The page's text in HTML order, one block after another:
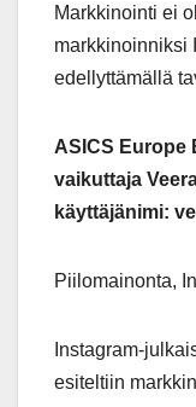
Markkinointi ei
markkinoinniksi
edellyttämällä
ASICS Europe
vaikuttaja
käyttäjänimi:
Piilomainonta,
Instagram-
esiteltiin